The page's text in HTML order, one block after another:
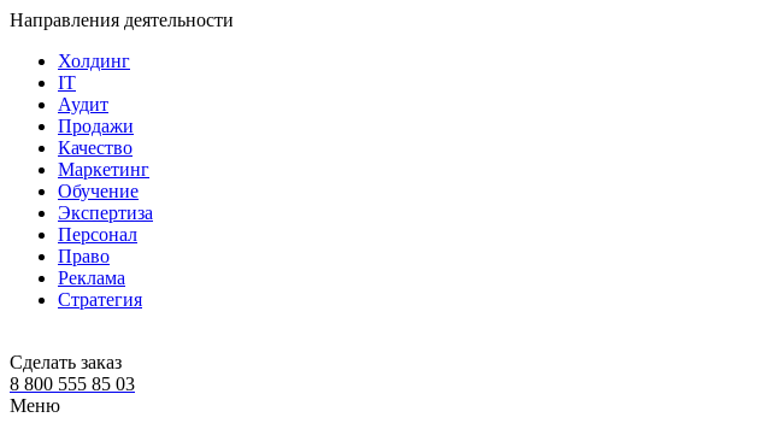
Направления деятельности
Холдинг
IT
Аудит
Продажи
Качество
Маркетинг
Обучение
Экспертиза
Персонал
Право
Реклама
Стратегия
Сделать заказ
8 800 555 85 03
Меню